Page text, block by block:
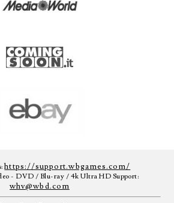
https://support.wbgames.com/
- DVD / Blu-ray / 4k Ultra HD Support:
whv@wbd.com